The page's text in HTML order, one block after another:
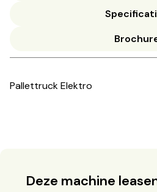
Pallettruck Elektro
Deze machine